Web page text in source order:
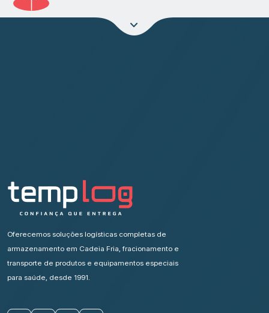
Oferecemos soluções logísticas completas de
armazenamento em Cadeia Fria, fracionamento e
transporte de produtos e equipamentos especiais
para saúde, desde 1991.